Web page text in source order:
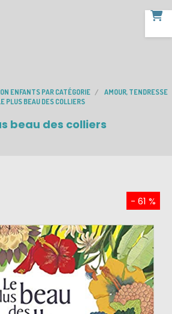
ENFANTS PAR CATÉGORIE
AMOUR, TENDRESSE
PLUS BEAU DES COLLIERS
beau des colliers
- 61 %